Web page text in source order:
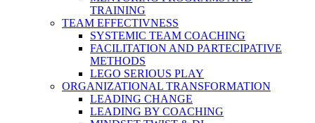
TRAINING
TEAM EFFECTIVNESS
SYSTEMIC TEAM COACHING
FACILITATION AND PARTECIPATIVE
METHODS
LEGO SERIOUS PLAY
ORGANIZATIONAL TRANSFORMATION
LEADING CHANGE
LEADING BY COACHING